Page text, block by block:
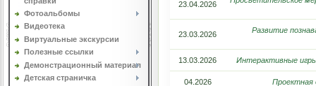
Фотоальбомы
Видеотека
Виртуальные экскурсии
Полезные ссылки
Демонстрационный материал
Детская страничка
23.04.2026
23.03.2026 Развитие
13.03.2026 Интерактивные
04.2026 Проектная